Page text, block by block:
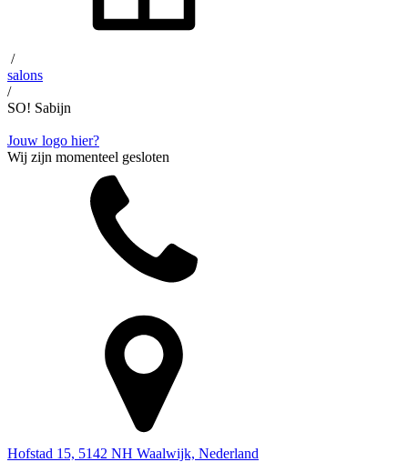
/
salons
/
SO! Sabijn
Jouw logo hier?
Wij zijn momenteel gesloten
Hofstad 15, 5142 NH Waalwijk, Nederland